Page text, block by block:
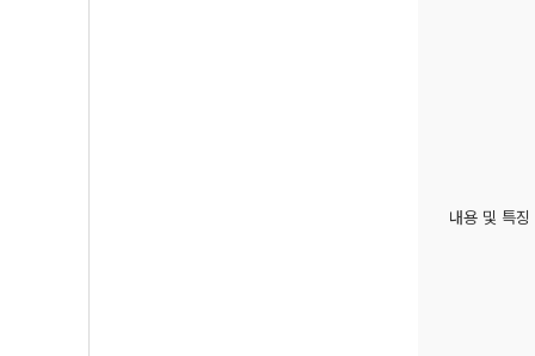
내용 및 특징